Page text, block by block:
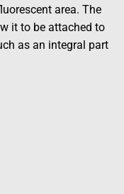
area. The
it to be attached to
as an integral part